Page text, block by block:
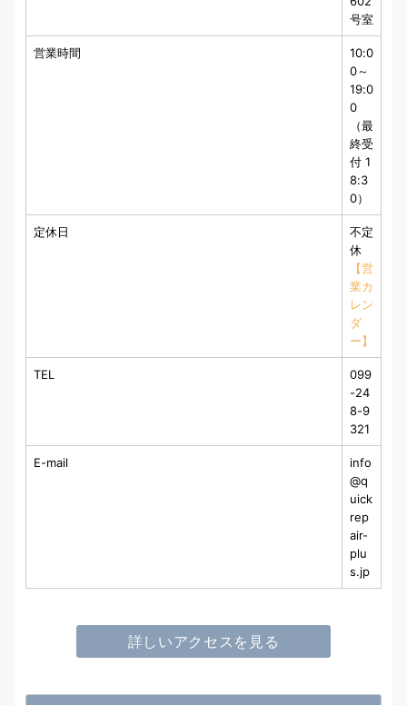
号室
営業時間
10:0
0～
19:0
0
（最
終受
付 1
8:3
0）
定休日
不定
休
【営
業カ
レン
ダ
ー】
TEL
099
-24
8-9
321
E-mail
info
@q
uick
rep
air-
plu
s.jp
詳しいアクセスを見る